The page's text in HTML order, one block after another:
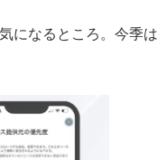
になるところ。今季